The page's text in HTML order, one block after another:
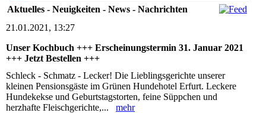
Aktuelles - Neuigkeiten - News - Nachrichten
21.01.2021, 13:27
Unser Kochbuch +++ Erscheinungstermin 31. Januar 2021
+++ Jetzt Bestellen +++
Schleck - Schmatz - Lecker! Die Lieblingsgerichte unserer
kleinen Pensionsgäste im Grünen Hundehotel Erfurt. Leckere
Hundekekse und Geburtstagstorten, feine Süppchen und
herzhafte Fleischgerichte,... mehr